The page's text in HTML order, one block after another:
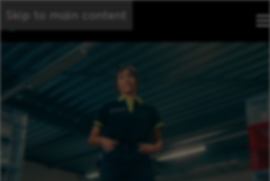
Skip to main content